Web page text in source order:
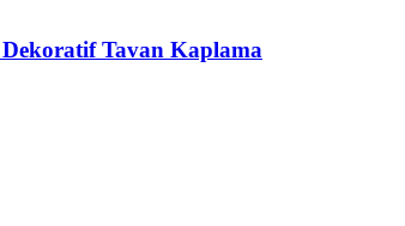
Tavan Kaplama